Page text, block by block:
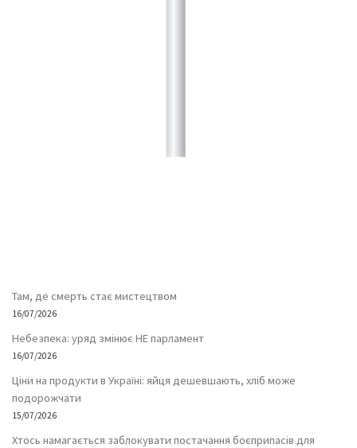
Там, де смерть стає мистецтвом
16/07/2026
Небезпека: уряд змінює НЕ парламент
16/07/2026
Ціни на продукти в Україні: яйця дешевшають, хліб може
подорожчати
15/07/2026
Хтось намагається заблокувати постачання боєприпасів для